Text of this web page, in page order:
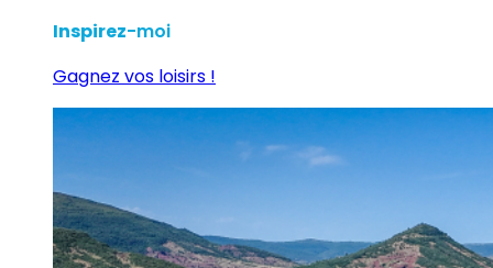
Inspirez-moi
Gagnez vos loisirs !